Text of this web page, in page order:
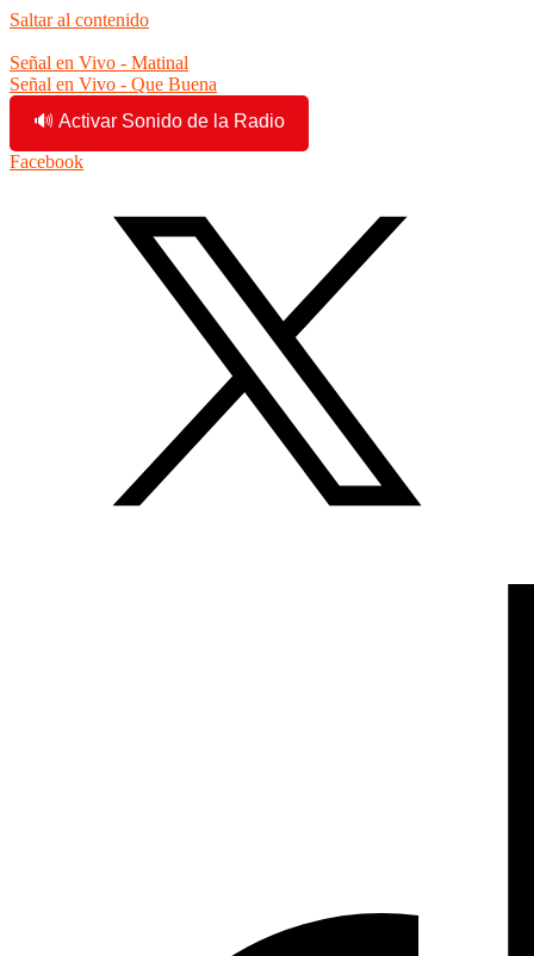
Saltar al contenido
Señal en Vivo - Matinal
Señal en Vivo - Que Buena
🔊 Activar Sonido de la Radio
Facebook